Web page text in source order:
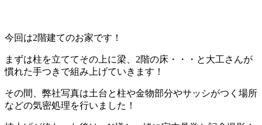
今回は2階建てのお家です！
まずは柱を立ててその上に梁、2階の床・・・と大工さんが
慣れた手つきで組み上げていきます！
その間、弊社写真は土台と柱や金物部分やサッシがつく場所
などの気密処理を行いました！